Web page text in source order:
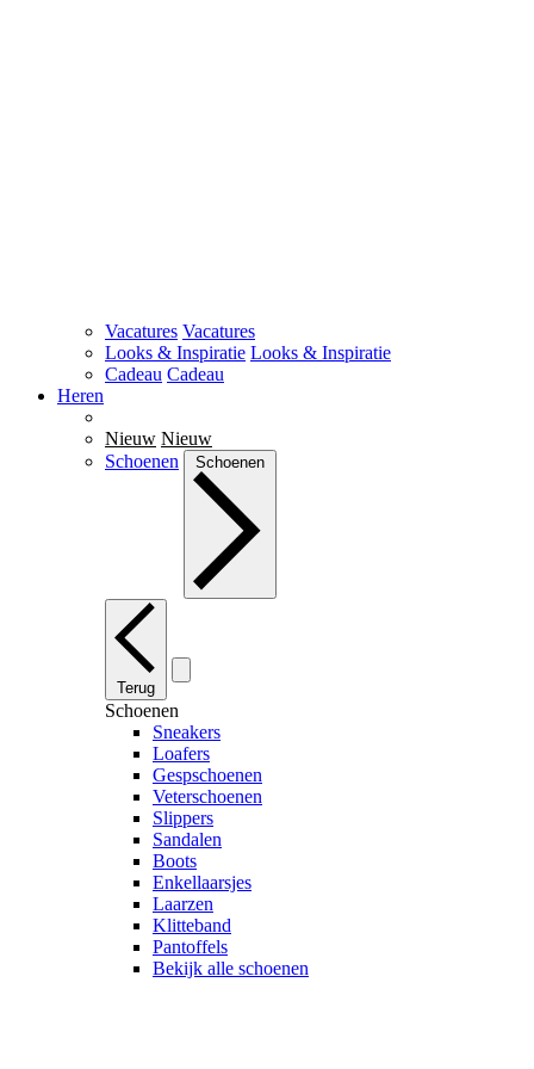
Vacatures Vacatures
Looks & Inspiratie Looks & Inspiratie
Cadeau Cadeau
Heren
Nieuw Nieuw
Schoenen
Schoenen
Terug
Schoenen
Sneakers
Loafers
Gespschoenen
Veterschoenen
Slippers
Sandalen
Boots
Enkellaarsjes
Laarzen
Klitteband
Pantoffels
Bekijk alle schoenen